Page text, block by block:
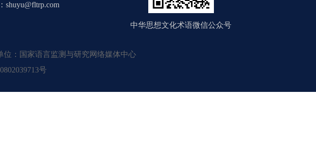
shuyu@fltrp.com
中华思想文化术语微信公众号
：国家语言监测与研究网络媒体中心
号